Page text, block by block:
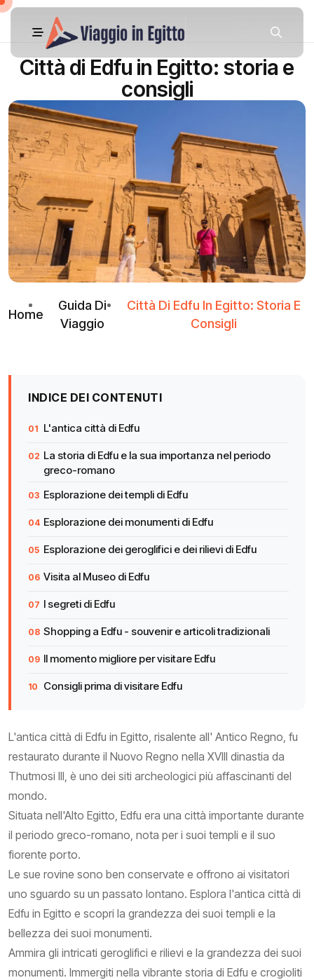
Città di Edfu in Egitto: storia e
consigli
Home
Guida Di
Viaggio
Città Di Edfu In Egitto: Storia E
Consigli
INDICE DEI CONTENUTI
L'antica città di Edfu
La storia di Edfu e la sua importanza nel periodo
greco-romano
Esplorazione dei templi di Edfu
Esplorazione dei monumenti di Edfu
Esplorazione dei geroglifici e dei rilievi di Edfu
Visita al Museo di Edfu
I segreti di Edfu
Shopping a Edfu - souvenir e articoli tradizionali
Il momento migliore per visitare Edfu
Consigli prima di visitare Edfu
L'antica città di Edfu in Egitto, risalente all' Antico Regno, fu
restaurato durante il Nuovo Regno nella XVIII dinastia da
Thutmosi III, è uno dei siti archeologici più affascinanti del
mondo.
Situata nell'Alto Egitto, Edfu era una città importante durante
il periodo greco-romano, nota per i suoi templi e il suo
fiorente porto.
Le sue rovine sono ben conservate e offrono ai visitatori
uno sguardo su un passato lontano. Esplora l'antica città di
Edfu in Egitto e scopri la grandezza dei suoi templi e la
bellezza dei suoi monumenti.
Ammira gli intricati geroglifici e rilievi e la grandezza dei suoi
monumenti. Immergiti nella vibrante storia di Edfu e crogioliti